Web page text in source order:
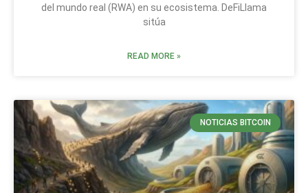
del mundo real (RWA) en su ecosistema. DeFiLlama
sitúa
READ MORE »
NOTICIAS BITCOIN